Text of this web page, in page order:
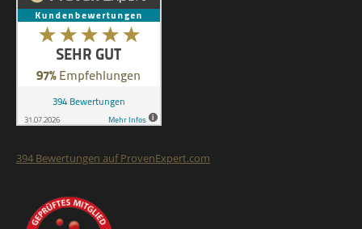
394 Bewertungen auf ProvenExpert.com